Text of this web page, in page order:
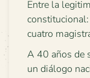
Entre la
cuatro
A 40 años de
un diálogo